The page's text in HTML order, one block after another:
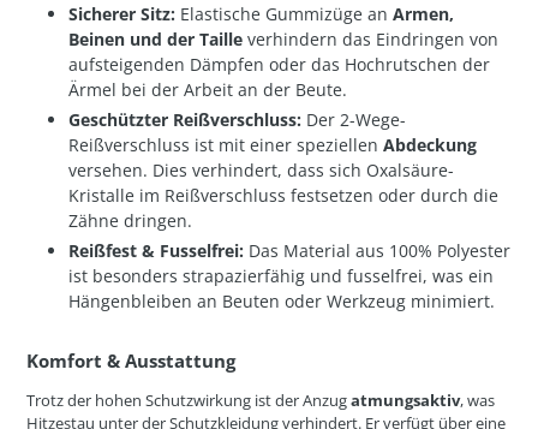
Sicherer Sitz: Elastische Gummizüge an Armen,
Beinen und der Taille verhindern das Eindringen von
aufsteigenden Dämpfen oder das Hochrutschen der
Ärmel bei der Arbeit an der Beute.
Geschützter Reißverschluss: Der 2-Wege-
Reißverschluss ist mit einer speziellen Abdeckung
versehen. Dies verhindert, dass sich Oxalsäure-
Kristalle im Reißverschluss festsetzen oder durch die
Zähne dringen.
Reißfest & Fusselfrei: Das Material aus 100% Polyester
ist besonders strapazierfähig und fusselfrei, was ein
Hängenbleiben an Beuten oder Werkzeug minimiert.
Komfort & Ausstattung
Trotz der hohen Schutzwirkung ist der Anzugatmungsaktiv, was
Hitzestau unter der Schutzkleidung verhindert. Er verfügt über eine